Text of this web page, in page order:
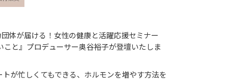
体が届ける！女性の健康と活躍応援セミナー
と』プロデューサー奥谷裕子が登壇いたしま
が忙しくてもできる、ホルモンを増やす方法を